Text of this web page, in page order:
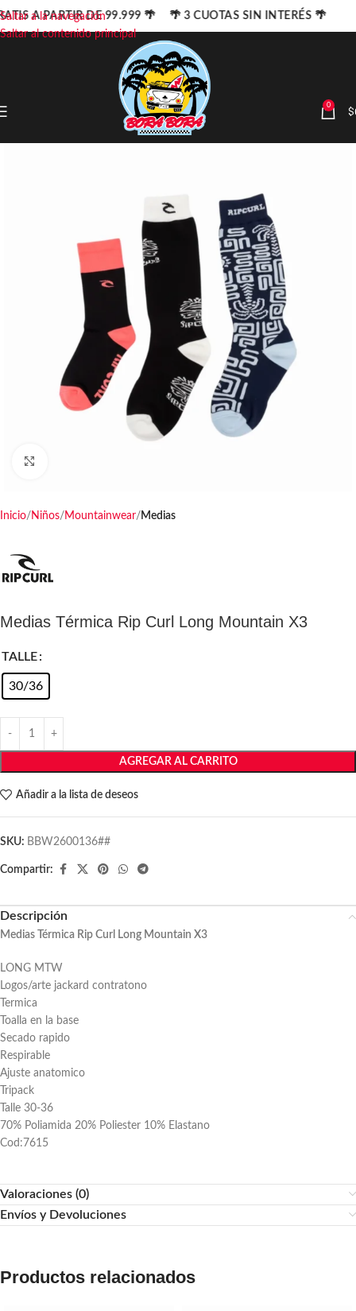
Saltar a la navegación
Saltar al contenido principal
0 $
Inicio Niños Mountainwear Medias
Medias Térmica Rip Curl Long Mountain X3
TALLE
30/36
AGREGAR AL CARRITO
Añadir a la lista de deseos
SKU: BBW2600136##
Compartir:
Descripción
Medias Térmica Rip Curl Long Mountain X3
LONG MTW
Logos/arte jackard contratono
Termica
Toalla en la base
Secado rapido
Respirable
Ajuste anatomico
Tripack
Talle 30-36
70% Poliamida 20% Poliester 10% Elastano
Cod:7615
Valoraciones (0)
Envíos y Devoluciones
Productos relacionados
A PARTIR DE 99.999 🌴 🌴 3 CUOTAS SIN INTERÉS 🌴